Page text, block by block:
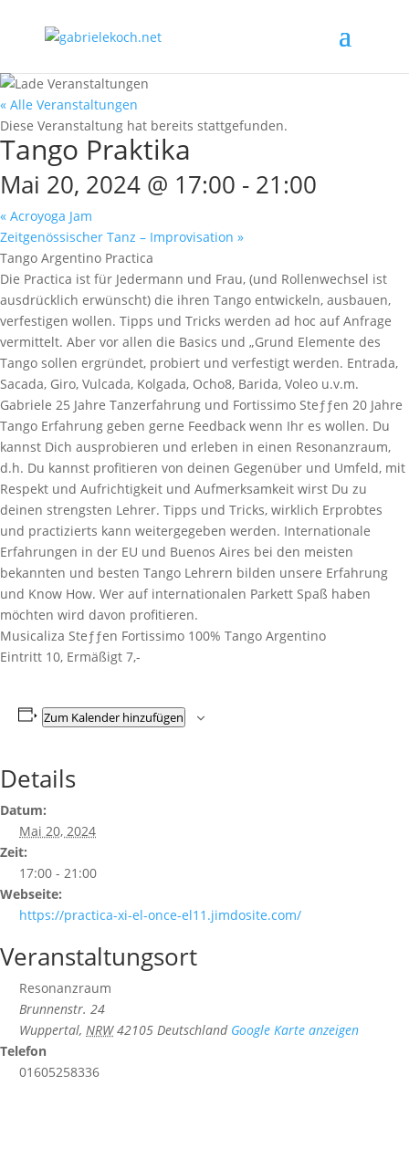
« Alle Veranstaltungen
Diese Veranstaltung hat bereits stattgefunden.
Tango Praktika
Mai 20, 2024 @ 17:00 - 21:00
« Acroyoga Jam
Zeitgenössischer Tanz – Improvisation »
Tango Argentino Practica
Die Practica ist für Jedermann und Frau, (und Rollenwechsel ist
ausdrücklich erwünscht) die ihren Tango entwickeln, ausbauen,
verfestigen wollen. Tipps und Tricks werden ad hoc auf Anfrage
vermittelt. Aber vor allen die Basics und „Grund Elemente des
Tango sollen ergründet, probiert und verfestigt werden. Entrada,
Sacada, Giro, Vulcada, Kolgada, Ocho8, Barida, Voleo u.v.m.
Gabriele 25 Jahre Tanzerfahrung und Fortissimo Steƒƒen 20 Jahre
Tango Erfahrung geben gerne Feedback wenn Ihr es wollen. Du
kannst Dich ausprobieren und erleben in einen Resonanzraum,
d.h. Du kannst profitieren von deinen Gegenüber und Umfeld, mit
Respekt und Aufrichtigkeit und Aufmerksamkeit wirst Du zu
deinen strengsten Lehrer. Tipps und Tricks, wirklich Erprobtes
und practizierts kann weitergegeben werden. Internationale
Erfahrungen in der EU und Buenos Aires bei den meisten
bekannten und besten Tango Lehrern bilden unsere Erfahrung
und Know How. Wer auf internationalen Parkett Spaß haben
möchten wird davon profitieren.
Musicaliza Steƒƒen Fortissimo 100% Tango Argentino
Eintritt 10, Ermäßigt 7,-
Zum Kalender hinzufügen
Details
Datum:
Mai 20, 2024
Zeit:
17:00 - 21:00
Webseite:
https://practica-xi-el-once-el11.jimdosite.com/
Veranstaltungsort
Resonanzraum
Brunnenstr. 24
Wuppertal, NRW 42105 Deutschland Google Karte anzeigen
Telefon
01605258336